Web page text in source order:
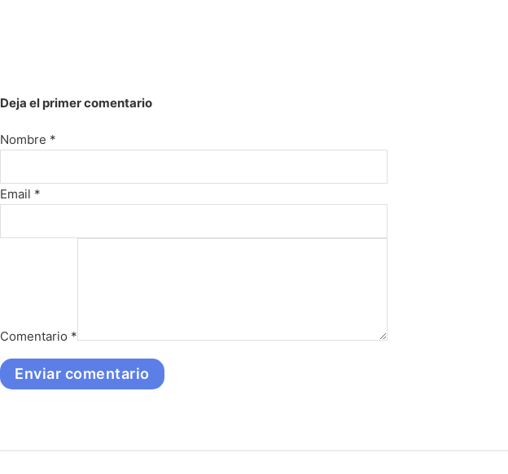
Deja el primer comentario
Nombre *
Email *
Comentario *